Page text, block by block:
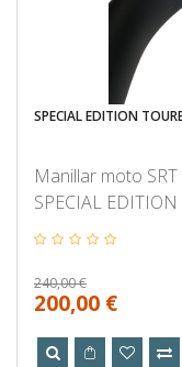
SPECIAL EDITION
Manillar moto
SPECIAL
240,00 €
200,00 €